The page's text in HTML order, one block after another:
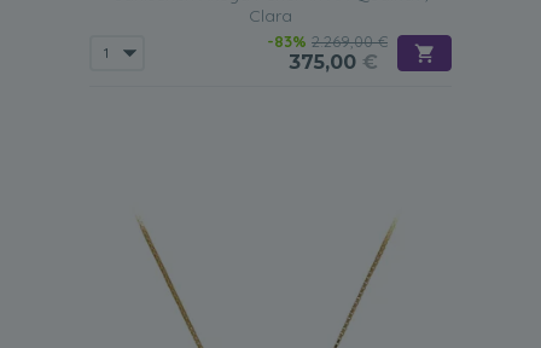
Clara
-83% 2.269,00 €
375,00 €